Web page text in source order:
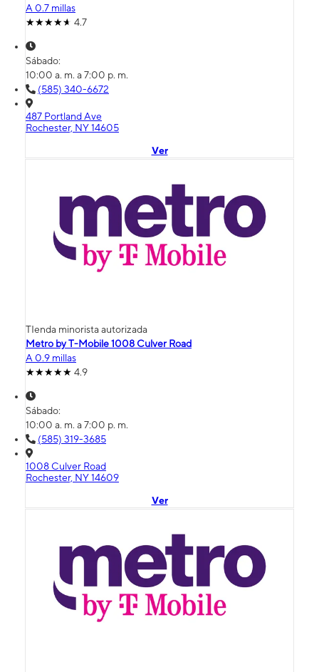
A 0.7 millas
4.7
Sábado:
10:00 a. m. a 7:00 p. m.
(585) 340-6672
487 Portland Ave
Rochester, NY 14605
Ver
TIenda minorista autorizada
Metro by T-Mobile 1008 Culver Road
A 0.9 millas
4.9
Sábado:
10:00 a. m. a 7:00 p. m.
(585) 319-3685
1008 Culver Road
Rochester, NY 14609
Ver